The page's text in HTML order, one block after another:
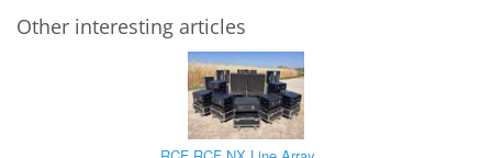
Other interesting articles